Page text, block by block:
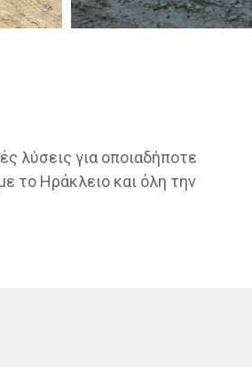
λύσεις για οποιαδήποτε
το Ηράκλειο και όλη την